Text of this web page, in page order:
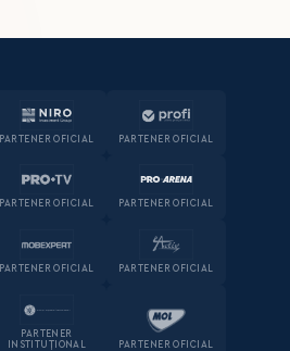
PARTENER OFICIAL PARTENER OFICIAL
PARTENER OFICIAL PARTENER OFICIAL
PARTENER OFICIAL PARTENER OFICIAL
PARTENER
INSTITUȚIONAL
PARTENER OFICIAL